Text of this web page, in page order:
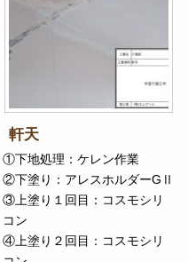
軒天
①下地処理：ケレン作業
②下塗り：アレスホルダーGⅡ
③上塗り１回目：コスモシリ
コン
④上塗り２回目：コスモシリ